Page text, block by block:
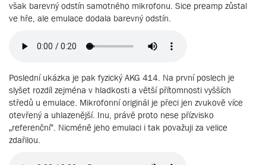
však barevný odstín samotného mikrofonu. Sice preamp zůstal
ve hře, ale emulace dodala barevný odstín.
Poslední ukázka je pak fyzický AKG 414. Na první poslech je
slyšet rozdíl zejména v hladkosti a větší přítomnosti vyšších
středů u emulace. Mikrofonní originál je přeci jen zvukově více
otevřený a uhlazenější. Inu, právě proto nese přízvisko
„referenční“. Nicméně jeho emulaci i tak považuji za velice
zdařilou.